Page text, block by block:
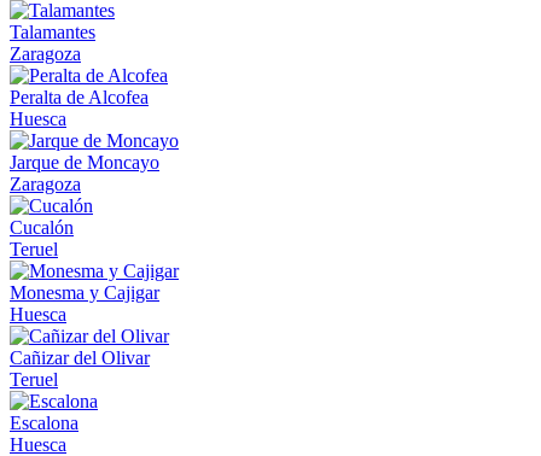
Talamantes
Zaragoza
Peralta de Alcofea
Huesca
Jarque de Moncayo
Zaragoza
Cucalón
Teruel
Monesma y Cajigar
Huesca
Cañizar del Olivar
Teruel
Escalona
Huesca